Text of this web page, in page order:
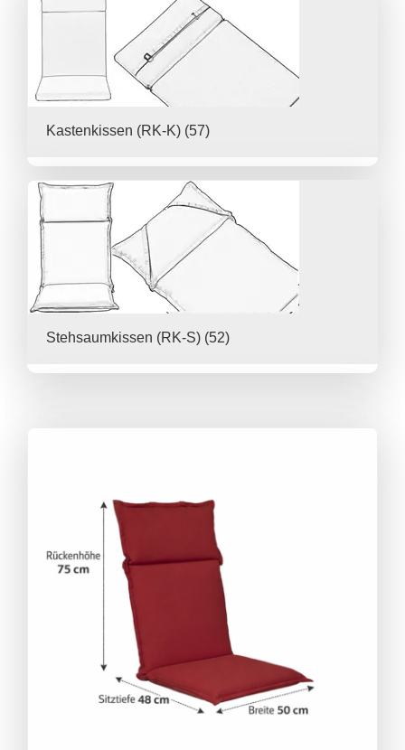
Kastenkissen (RK-K) (57)
Stehsaumkissen (RK-S) (52)